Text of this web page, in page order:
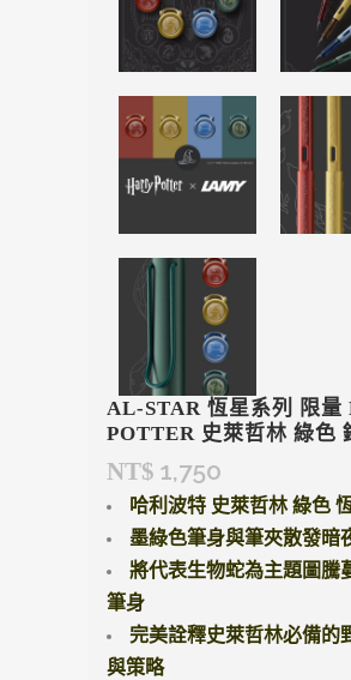
AL-STAR 恆星系列 限量
POTTER 史萊哲林 綠色
NT$ 1,750
哈利波特 史萊哲林 綠色
墨綠色筆身與筆夾散發暗
將代表生物蛇為主題圖騰
筆身
完美詮釋史萊哲林必備的
與策略